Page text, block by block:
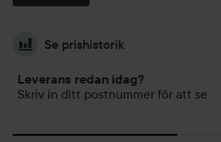
Se prishistorik
Leverans redan idag?
Skriv in ditt postnummer för att se